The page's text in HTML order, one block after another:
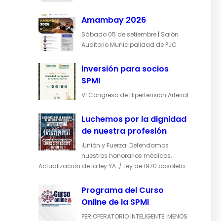
Amambay 2026
Sábado 05 de setiembre | Salón
Auditorio Municipalidad de PJC
inversión para socios
SPMI
VI Congreso de Hipertensión Arterial
Luchemos por la dignidad
de nuestra profesión
¡Unión y Fuerza! Defendamos
nuestros honorarios médicos.
Actualización de la ley YA. / Ley de 1970 obsoleta.
Programa del Curso
Online de la SPMI
PERIOPERATORIO INTELIGENTE: MENOS